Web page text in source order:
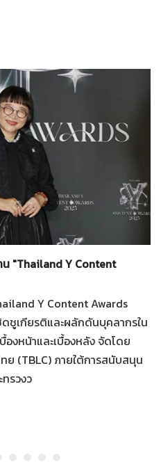
"Thailand Y Content
Y Content Awards
ดชูเกียรติและผลักดันบุคลากรใน
งหน้าและเบื้องหลัง จัดโดย
ย (TBLC) ภายใต้การสนับสนุน
รวงว